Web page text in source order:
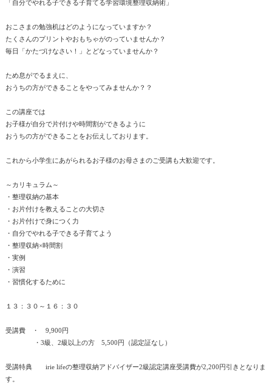
「自分でやれる子できる子育てる学習環境整理収納術」
おこさまの勉強机はどのようになっていますか？
たくさんのプリントやおもちゃがのっていませんか？
毎日「かたづけなさい！」とどなっていませんか？
ため息がでるまえに、
おうちの方ができることをやってみませんか？？
この講座では
お子様が自分で片付けや時間割ができるように
おうちの方ができることをお伝えしております。
これから小学生にあがられるお子様のお母さまのご受講も大歓迎です。
～カリキュラム～
・整理収納の基本
・お片付けを教えることの大切さ
・お片付けで身につく力
・自分でやれる子できる子育てよう
・整理収納×時間割
・実例
・演習
・習慣化するために
１３：３０～１６：３０
受講費 ・ 9,900円
・3級、2級以上の方 5,500円（認定証なし）
受講特典 irie lifeの整理収納アドバイザー2級認定講座受講費が2,200円引きとなりま
す。